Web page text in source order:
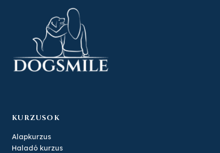
KURZUSOK
Alapkurzus
Haladó kurzus